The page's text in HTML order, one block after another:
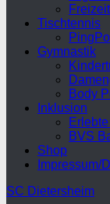
Tischtennis
Gymnastik
Body
Inklusion
BVS
Shop
Impressum/
SC Dietersheim